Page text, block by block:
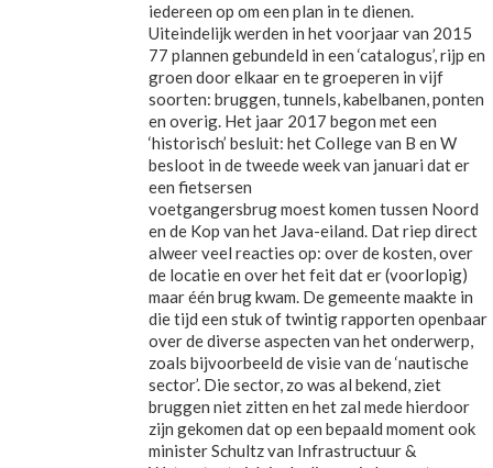
iedereen op om een plan in te dienen.
Uiteindelijk werden in het voorjaar van 2015
77 plannen gebundeld in een ‘catalogus’, rijp en
groen door elkaar en te groeperen in vijf
soorten: bruggen, tunnels, kabelbanen, ponten
en overig. Het jaar 2017 begon met een
‘historisch’ besluit: het College van B en W
besloot in de tweede week van januari dat er
een fietsersen
voetgangersbrug moest komen tussen Noord
en de Kop van het Java-eiland. Dat riep direct
alweer veel reacties op: over de kosten, over
de locatie en over het feit dat er (voorlopig)
maar één brug kwam. De gemeente maakte in
die tijd een stuk of twintig rapporten openbaar
over de diverse aspecten van het onderwerp,
zoals bijvoorbeeld de visie van de ‘nautische
sector’. Die sector, zo was al bekend, ziet
bruggen niet zitten en het zal mede hierdoor
zijn gekomen dat op een bepaald moment ook
minister Schultz van Infrastructuur &